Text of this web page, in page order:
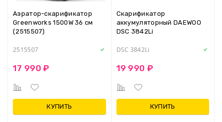
Аэратор-скарификатор
Greenworks 1500W 36 см
(2515507)
2515507
17 990 ₽
КУПИТЬ
Скарификатор
аккумуляторный DAEWOO
DSC 3842Li
DSC 3842Li
19 990 ₽
КУПИТЬ